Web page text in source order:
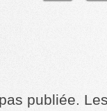
publiée.